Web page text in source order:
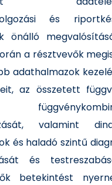
és
önálló
a résztvevők
adathalmazok
az összetett
valamint
és haladó szintű
és
betekintést